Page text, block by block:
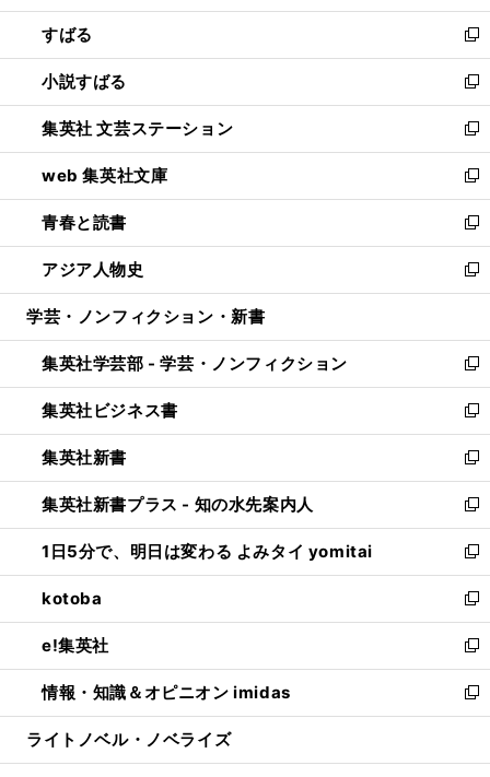
開
く
ウ
で
開
く
ン
ド
ウ
で
開
く
すばる
新
し
い
ウ
ィ
ン
ド
ウ
で
開
く
小説すばる
新
し
い
ウ
ィ
ン
ド
ウ
で
開
集英社 文芸ステーション
新
し
い
ウ
ィ
ン
ド
ウ
開
く
web 集英社文庫
新
し
い
ウ
ィ
ン
ウ
で
開
く
青春と読書
新
し
い
ウ
ン
ド
ウ
で
開
く
アジア人物史
新
し
ウ
ィ
ン
ド
ウ
で
開
く
学芸・ノンフィクション・新書
集英社学芸部 - 学芸・ノンフィクション
新
し
い
ウ
ィ
ン
ド
ウ
で
開
く
集英社ビジネス書
新
し
い
ウ
ィ
ン
ド
ウ
で
開
く
集英社新書
新
し
い
ウ
ィ
ン
ド
ウ
で
開
く
集英社新書プラス - 知の水先案内人
新
し
い
ウ
ィ
ン
ド
ウ
で
開
1日5分で、明日は変わる よみタイ yomitai
新
し
い
ウ
ィ
ン
ド
ウ
開
kotoba
新
し
い
ウ
ィ
ン
ウ
e!集英社
新
し
い
ウ
ン
情報・知識＆オピニオン imidas
新
し
ウ
ライトノベル・ノベライズ